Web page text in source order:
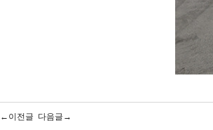
←이전글 다음글→